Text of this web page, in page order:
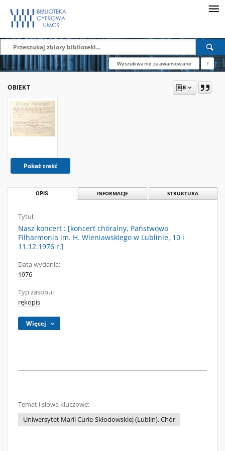
Wyszukiwanie zaawansowane ?
OBIEKT
Pokaż treść
OPIS INFORMACJE STRUKTURA
Tytuł:
Nasz koncert : [koncert chóralny, Państwowa
Filharmonia im. H. Wieniawskiego w Lublinie, 10 i
11.12.1976 r.]
Data wydania:
1976
Typ zasobu:
rękopis
Więcej
Temat i słowa kluczowe:
Uniwersytet Marii Curie-Skłodowskiej (Lublin). Chór